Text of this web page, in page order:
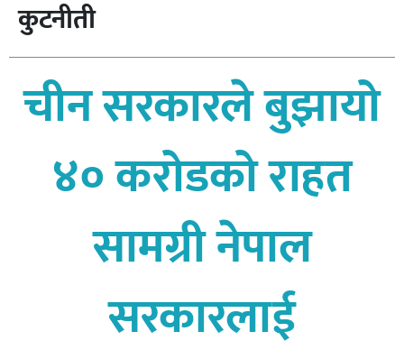
कुटनीती
अर्थ
रसरङ्ग
स्वास्थ्य
भिडियो
कुटनीती
चीन सरकारले बुझायो
४० करोडको राहत
सामग्री नेपाल
सरकारलाई